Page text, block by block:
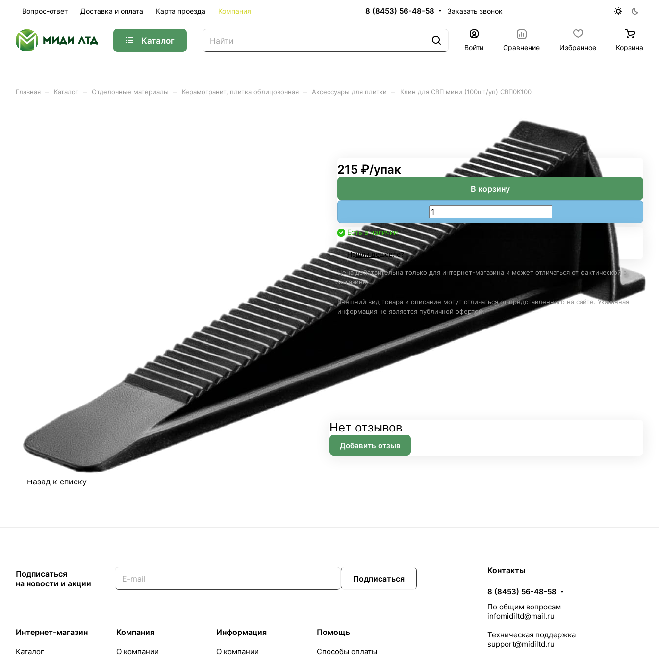
Вопрос-ответ Доставка и оплата Карта проезда Компания 8 (8453) 56-48-58 Заказать звонок
Каталог
Войти Сравнение Избранное Корзина
Главная Каталог Отделочные материалы Керамогранит, плитка облицовочная Аксессуары для плитки Клин для СВП мини (100шт/уп) СВП0К100
215 ₽/упак
В корзину
Есть в наличии
Нашли дешевле?
Цена действительна только для интернет-магазина и может отличаться от фактической в
магазине.
Внешний вид товара и описание могут отличаться от представленного на сайте. Указанная
информация не является публичной офертой.
Доставка
Загрузка отзывов...
Нет отзывов
Добавить отзыв
Назад к списку
Подписаться
на новости и акции
Подписаться
Интернет-магазин
Каталог
Компания
О компании
Информация
О компании
Помощь
Способы оплаты
Контакты
8 (8453) 56-48-58
По общим вопросам
infomidiltd@mail.ru
Техническая поддержка
support@midiltd.ru